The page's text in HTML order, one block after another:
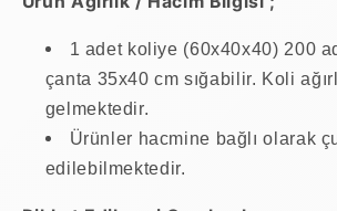
1 adet koliye (60x40x40) 200
çanta 35x40 cm sığabilir. Koli
gelmektedir.
Ürünler hacmine bağlı olarak
edilebilmektedir.